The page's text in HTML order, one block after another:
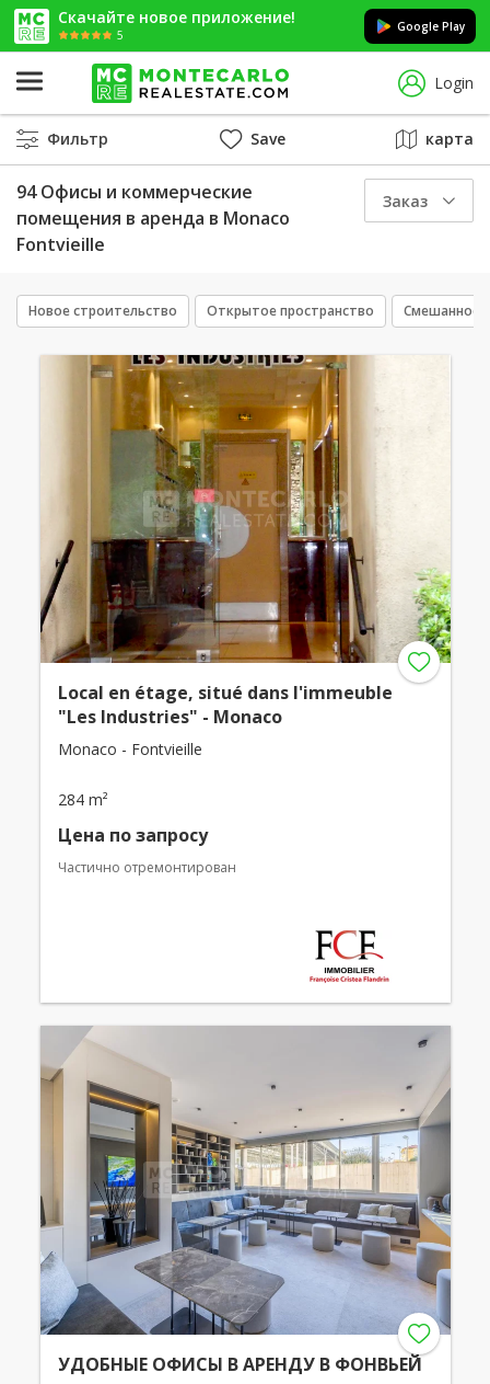
Скачайте новое приложение!
5
Google Play
Login
Фильтр Save карта
94 Офисы и коммерческие
помещения в аренда в Monaco
Fontvieille
Заказ
Новое строительство Открытое пространство Смешанное
Local en étage, situé dans l'immeuble
"Les Industries" - Monaco
Monaco - Fontvieille
284 m²
Цена по запросу
Частично отремонтирован
УДОБНЫЕ ОФИСЫ В АРЕНДУ В ФОНВЬЕЙ